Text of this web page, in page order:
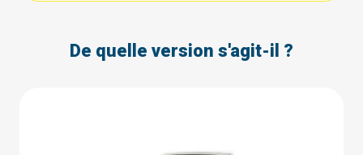
De quelle version s'agit-il ?